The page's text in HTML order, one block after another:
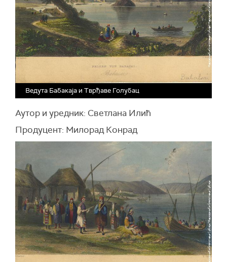
Ведута Бабакаја и Тврђаве Голубац
Аутор и уредник: Светлана Илић
Продуцент: Милорад Конрад